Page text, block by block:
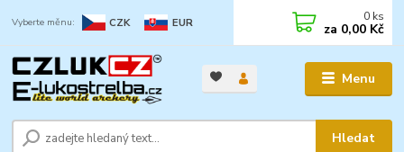
Menu
CZK EUR
Hledat
0 ks
za 0,00 Kč